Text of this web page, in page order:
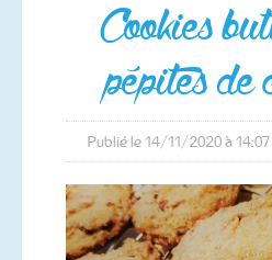
cookies butternet et
pépites de
Publié le 14/11/2020 à 14:07